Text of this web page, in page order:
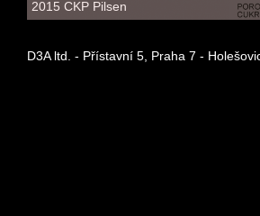
2015 CKP Pilsen
D3A ltd. - Přístavní 5, Praha 7 -